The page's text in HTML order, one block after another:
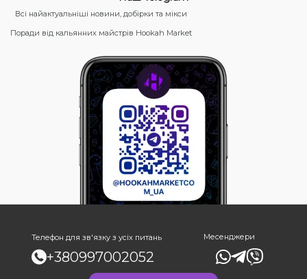
Всі найактуальніші новини, добірки та мікси
Поради від кальянних майстрів Hookah Market
Телефон для зв'язку з усіх питань
+380997002052
Месенджери